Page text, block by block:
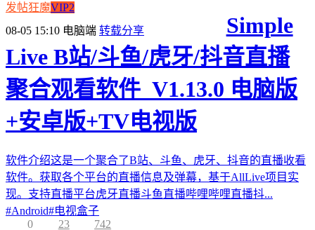
发帖狂魔VIP2
08-05 15:10 电脑端 转载分享
Simple
Live B站/斗鱼/虎牙/抖音直播
聚合观看软件_V1.13.0 电脑版
+安卓版+TV电视版
软件介绍这是一个聚合了B站、斗鱼、虎牙、抖音的直播收看
软件。获取各个平台的直播信息及弹幕，基于AllLive项目实
现。支持直播平台虎牙直播斗鱼直播哔哩哔哩直播抖...
#Android#电视盒子
0
23 742